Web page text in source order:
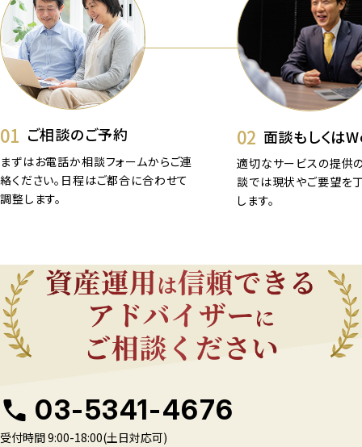
01 ご相談のご予約
まずはお電話か相談フォームからご連
絡ください。日程はご都合に合わせて
調整します。
02 面談もしくは
適切なサービスの提供
談では現状やご要望を
します。
03-5341-4676
受付時間 9:00-18:00(土日対応可)